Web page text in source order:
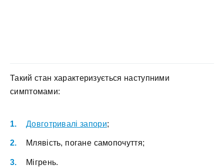
Такий стан характеризується наступними
симптомами:
Довготривалі запори;
Млявість, погане самопочуття;
Мігрень.